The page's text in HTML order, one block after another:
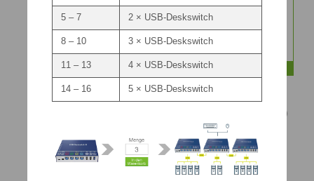
Ohne
5 – 7 2 × USB-Deskswitch
8 – 10 3 × USB-Deskswitch
11 – 13 4 × USB-Deskswitch
14 – 16 5 × USB-Deskswitch